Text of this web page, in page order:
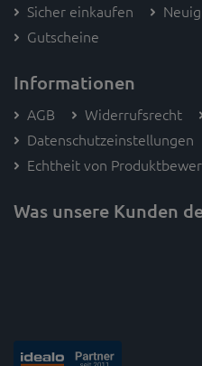
Sicher einkaufen
Gutscheine
Informationen
AGB Widerrufsrecht
Datenschutzeinstellungen
Echtheit von
Was unsere Kunden